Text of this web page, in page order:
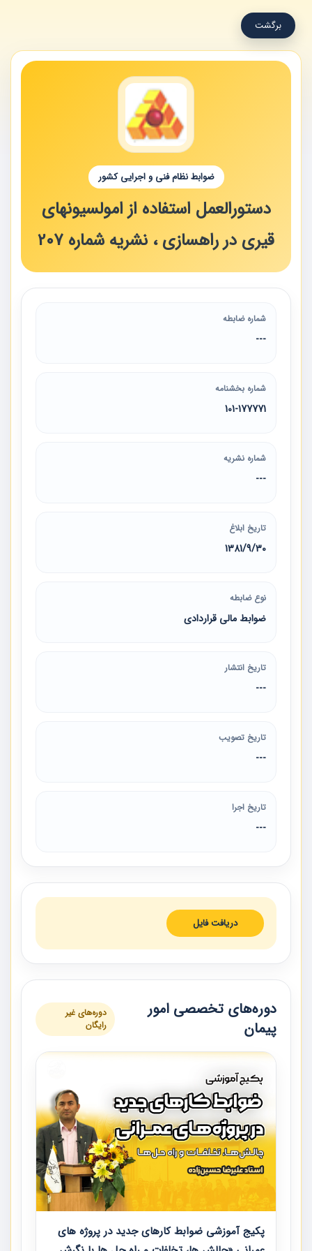
برگشت
ضوابط نظام فنی و اجرایی کشور
دستورالعمل استفاده از امولسیونهای
قیری در راهسازی ، نشریه شماره 207
شماره ضابطه
---
شماره بخشنامه
101-177771
شماره نشریه
---
تاریخ ابلاغ
1381/9/30
نوع ضابطه
ضوابط مالی قراردادی
تاریخ انتشار
---
تاریخ تصویب
---
تاریخ اجرا
---
دریافت فایل
دوره‌های تخصصی امور
پیمان
دوره‌های غیر
رایگان
پکیج آموزشی ضوابط کارهای جدید در پروژه های